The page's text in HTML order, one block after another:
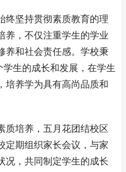
终坚持贯彻素质教育的理
养，不仅注重学生的学业
养和社会责任感。学校秉
学生的成长和发展，在学生
培养学为具有高尚品质和
质培养，五月花团结校区
定期组织家长会议，与家
况，共同制定学生的成长